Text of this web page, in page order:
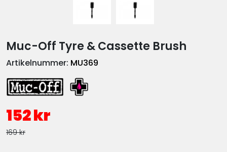
Muc-Off Tyre & Cassette Brush
Artikelnummer: MU369
152 kr
169 kr